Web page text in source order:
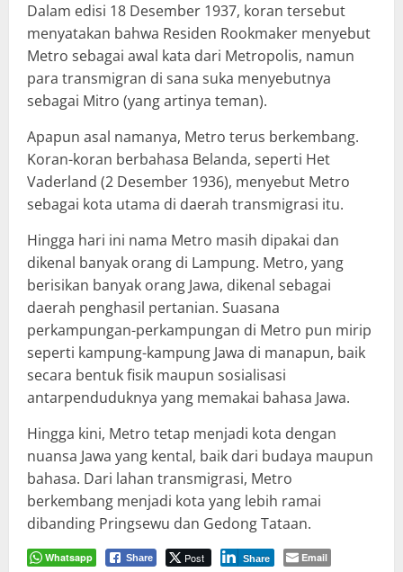
Dalam edisi 18 Desember 1937, koran tersebut
menyatakan bahwa Residen Rookmaker menyebut
Metro sebagai awal kata dari Metropolis, namun
para transmigran di sana suka menyebutnya
sebagai Mitro (yang artinya teman).
Apapun asal namanya, Metro terus berkembang.
Koran-koran berbahasa Belanda, seperti Het
Vaderland (2 Desember 1936), menyebut Metro
sebagai kota utama di daerah transmigrasi itu.
Hingga hari ini nama Metro masih dipakai dan
dikenal banyak orang di Lampung. Metro, yang
berisikan banyak orang Jawa, dikenal sebagai
daerah penghasil pertanian. Suasana
perkampungan-perkampungan di Metro pun mirip
seperti kampung-kampung Jawa di manapun, baik
secara bentuk fisik maupun sosialisasi
antarpenduduknya yang memakai bahasa Jawa.
Hingga kini, Metro tetap menjadi kota dengan
nuansa Jawa yang kental, baik dari budaya maupun
bahasa. Dari lahan transmigrasi, Metro
berkembang menjadi kota yang lebih ramai
dibanding Pringsewu dan Gedong Tataan.
Whatsapp Share Post Share Email